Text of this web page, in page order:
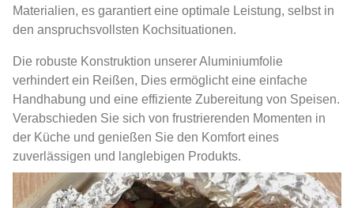
Materialien, es garantiert eine optimale Leistung, selbst in
den anspruchsvollsten Kochsituationen.
Die robuste Konstruktion unserer Aluminiumfolie
verhindert ein Reißen, Dies ermöglicht eine einfache
Handhabung und eine effiziente Zubereitung von Speisen.
Verabschieden Sie sich von frustrierenden Momenten in
der Küche und genießen Sie den Komfort eines
zuverlässigen und langlebigen Produkts.